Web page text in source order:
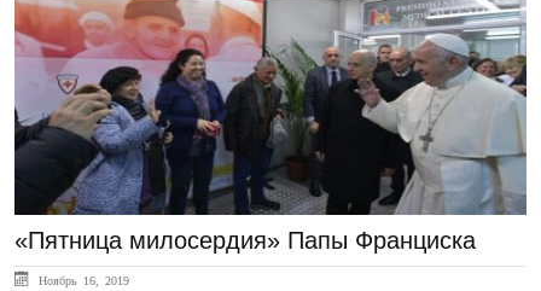
ЛЕНТА НОВОСТЕЙ
«Пятница милосердия» Папы Франциска
Ноябрь 16, 2019